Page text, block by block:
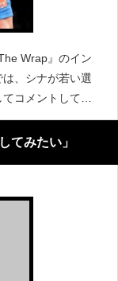
Wrap』のイン
、シナが若い選
コメントしてい
ることだが、私が
とは一度もない
てみたい」